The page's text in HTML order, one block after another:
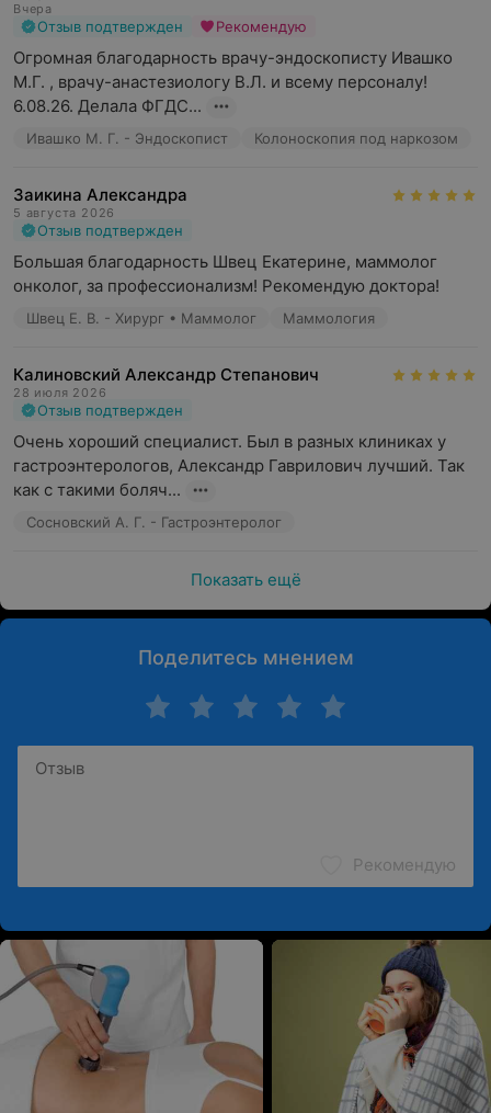
Вчера
Отзыв подтвержден Рекомендую
Огромная благодарность врачу-эндоскописту Ивашко
М.Г. , врачу-анастезиологу В.Л. и всему персоналу!
6.08.26. Делала ФГДС...
Ивашко М. Г. - Эндоскопист Колоноскопия под наркозом
Заикина Александра
5 августа 2026
Отзыв подтвержден
Большая благодарность Швец Екатерине, маммолог
онколог, за профессионализм! Рекомендую доктора!
Швец Е. В. - Хирург • Маммолог Маммология
Калиновский Александр Степанович
28 июля 2026
Отзыв подтвержден
Очень хороший специалист. Был в разных клиниках у
гастроэнтерологов, Александр Гаврилович лучший. Так
как с такими боляч...
Сосновский А. Г. - Гастроэнтеролог
Показать ещё
Поделитесь мнением
Рекомендую